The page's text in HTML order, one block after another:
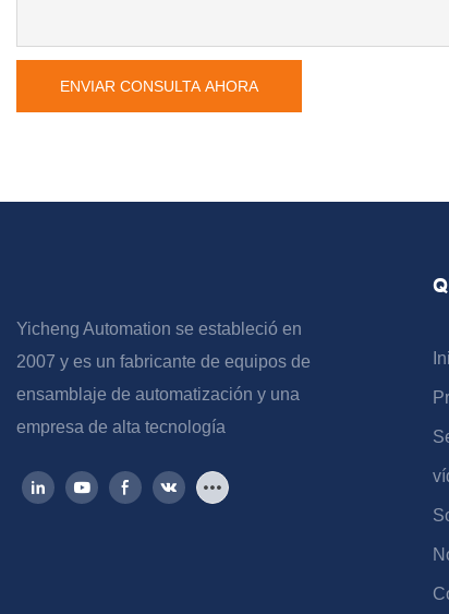
ENVIAR CONSULTA AHORA
Yicheng Automation se estableció en
2007 y es un fabricante de equipos de
ensamblaje de automatización y una
empresa de alta tecnología